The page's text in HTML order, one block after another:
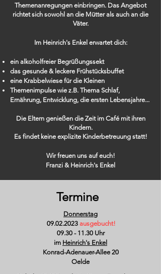
Themenanregungen einbringen. Das Angebot
richtet sich sowohl an die Mütter als auch an die
Väter.
Im Heinrich's Enkel erwartet dich:
ein alkoholfreier Begrüßungssekt
das gesunde & leckere Frühstücksbuffet
eine Krabbelwiese für die Kleinen
Themenimpulse wie z.B. Thema Schlaf,
Ernährung, Entwicklung, die ersten Lebensjahre...
Die Eltern genießen die Zeit im Café mit ihren
Kindern.
Es findet keine explizite Kinderbetreuung statt!
Wir freuen uns auf euch!
Franzi & Heinrich's Enkel
Termine
Donnerstag
09.02.2023 ausgebucht!
09.30 - 11.30Uhr
im Heinrich's Enkel
Konrad-Adenauer-Allee 20
Oelde